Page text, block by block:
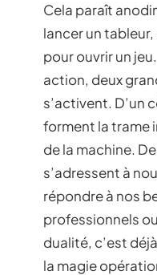
Cela paraît
lancer un
pour ouvrir un
action, deux
s’activent. D’un
forment la trame
de la machine.
s’adressent à
répondre à nos
professionnels
dualité, c’est
la magie